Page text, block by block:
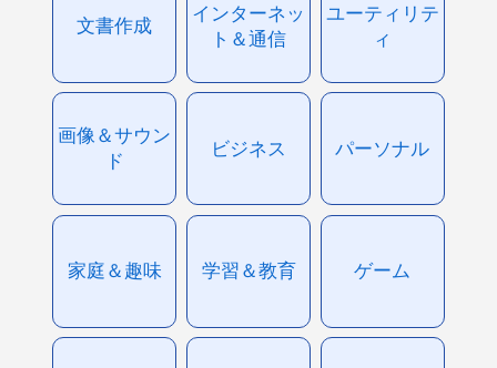
文書作成
インターネッ
ト＆通信
ユーティリテ
ィ
画像＆サウン
ド
ビジネス パーソナル
家庭＆趣味 学習＆教育 ゲーム